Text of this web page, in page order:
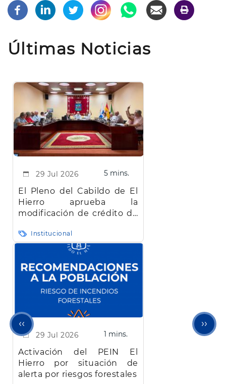
Últimas Noticias
29 Jul 2026 5 mins.
El Pleno del Cabildo de El
Hierro aprueba la
modificación de crédito de
euros bloqueada desde
abril
Institucional
29 Jul 2026 1 mins.
Activación del PEIN El
Hierro por situación de
alerta por riesgos forestales
Página
anterior
‹‹ ››